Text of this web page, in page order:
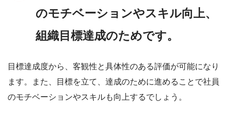
のモチベーションやスキル向上、
組織目標達成のためです。
目標達成度から、客観性と具体性のある評価が可能になり
ます。また、目標を立て、達成のために進めることで社員
のモチベーションやスキルも向上するでしょう。